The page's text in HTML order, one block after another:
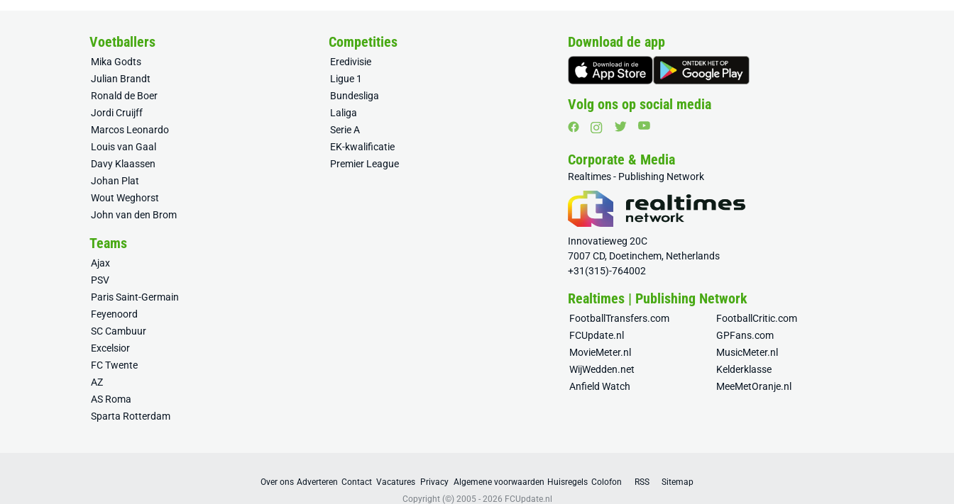
Voetballers
Mika Godts
Julian Brandt
Ronald de Boer
Jordi Cruijff
Marcos Leonardo
Louis van Gaal
Davy Klaassen
Johan Plat
Wout Weghorst
John van den Brom
Competities
Eredivisie
Ligue 1
Bundesliga
Laliga
Serie A
EK-kwalificatie
Premier League
Teams
Ajax
PSV
Paris Saint-Germain
Feyenoord
SC Cambuur
Excelsior
FC Twente
AZ
AS Roma
Sparta Rotterdam
Download de app
Volg ons op social media
Corporate & Media
Realtimes - Publishing Network
Innovatieweg 20C
7007 CD, Doetinchem, Netherlands
+31(315)-764002
Realtimes | Publishing Network
FootballTransfers.com
FootballCritic.com
FCUpdate.nl
GPFans.com
MovieMeter.nl
MusicMeter.nl
WijWedden.net
Kelderklasse
Anfield Watch
MeeMetOranje.nl
Over ons Adverteren Contact Vacatures Privacy Algemene voorwaarden Huisregels Colofon RSS
Sitemap
Copyright (©) 2005 - 2026 FCUpdate.nl